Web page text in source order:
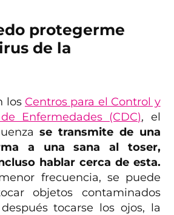
protegerme
de la
los Centros para el Control y
Enfermedades (CDC), el
se transmite de una
a una sana al toser,
hablar cerca de esta.
frecuencia, se puede
objetos contaminados
tocarse los ojos, la